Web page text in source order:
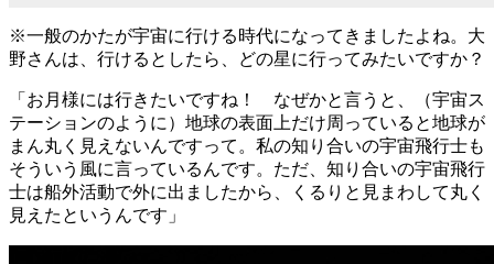
※一般のかたが宇宙に行ける時代になってきましたよね。大
野さんは、行けるとしたら、どの星に行ってみたいですか？
「お月様には行きたいですね！ なぜかと言うと、（宇宙ス
テーションのように）地球の表面上だけ周っていると地球が
まん丸く見えないんですって。私の知り合いの宇宙飛行士も
そういう風に言っているんです。ただ、知り合いの宇宙飛行
士は船外活動で外に出ましたから、くるりと見まわして丸く
見えたというんです」